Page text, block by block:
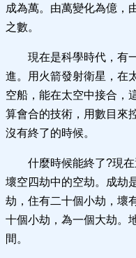
成為萬。由萬變化為億，
之數。
現在是科學時代，有
進。用火箭發射衛星，在
空船，能在太空中接合，
算會合的技術，用數目來
沒有終了的時候。
什麼時候能終了?現
壞空四劫中的空劫。成劫
劫，住有二十個小劫，壞
十個小劫，為一個大劫。
間。